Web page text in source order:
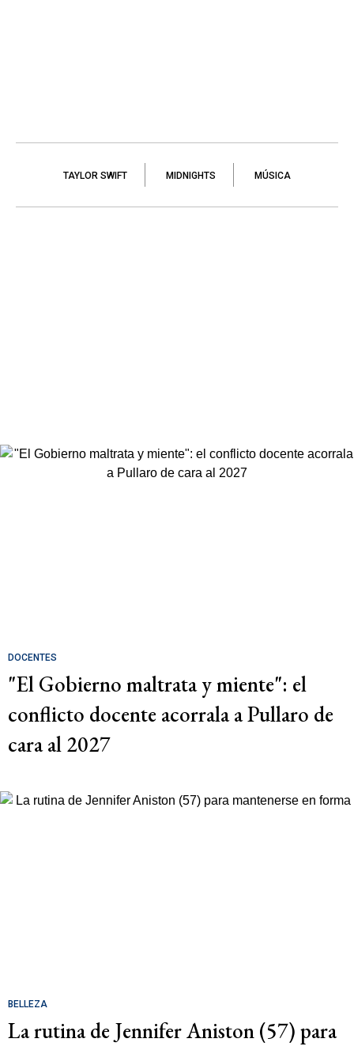
TAYLOR SWIFT MIDNIGHTS MÚSICA
DOCENTES
"El Gobierno maltrata y miente": el
conflicto docente acorrala a Pullaro de
cara al 2027
BELLEZA
La rutina de Jennifer Aniston (57) para